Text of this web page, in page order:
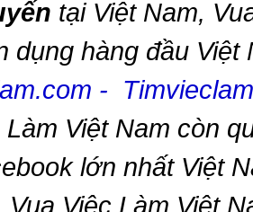
tại Việt Nam,
dụng hàng đầu Việt
-
Làm Việt Nam còn
lớn nhất Việt
Vua Việc Làm Việt